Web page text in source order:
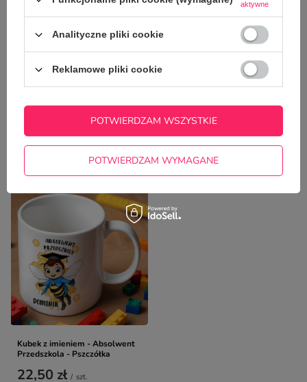
Potrzebujesz pomocy? Masz pytania?
Zadaj pytanie a my odpowiemy
ZADAJ PYTANIE
NAJCZĘŚCIEJ KUPOWANE Z
TYM TOWAREM
Kubek z imieniem - Absolwent
Przedszkola - Pszczółka
22,50 zł / szt.
aktywne
Analityczne pliki cookie
Reklamowe pliki cookie
POTWIERDZAM WYMAGANE
POTWIERDZAM WSZYSTKIE